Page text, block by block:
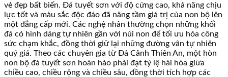
vẻ đẹp bất biến. Đá tuyết sơn với độ cứng cao, khả năng chịu
lực tốt và màu sắc độc đáo đã nâng tầm giá trị của non bộ lên
một đẳng cấp mới. Các nghệ nhân thường chọn những khối
đá có hình dáng tự nhiên gần với núi non để tối ưu hóa công
sức chạm khắc, đồng thời giữ lại những đường vân tự nhiên
quý giá. Theo các chuyên gia từ Đá Cảnh Thiên An, một hòn
non bộ đá tuyết sơn hoàn hảo phải đạt tỷ lệ hài hòa giữa
chiều cao, chiều rộng và chiều sâu, đồng thời tích hợp các